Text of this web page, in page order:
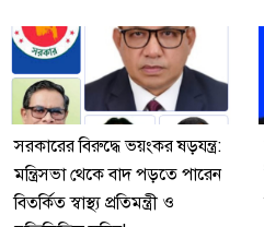
সরকারের বিরুদ্ধে ভয়ংকর ষড়যন্ত্র:
মন্ত্রিসভা থেকে বাদ পড়তে পারেন
বিতর্কিত স্বাস্থ্য প্রতিমন্ত্রী ও